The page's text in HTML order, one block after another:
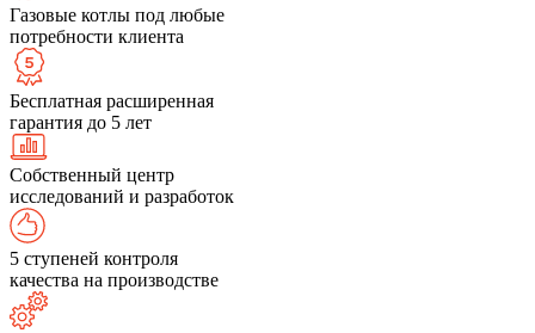
Газовые котлы под любые
потребности клиента
Бесплатная расширенная
гарантия до 5 лет
Собственный центр
исследований и разработок
5 ступеней контроля
качества на производстве